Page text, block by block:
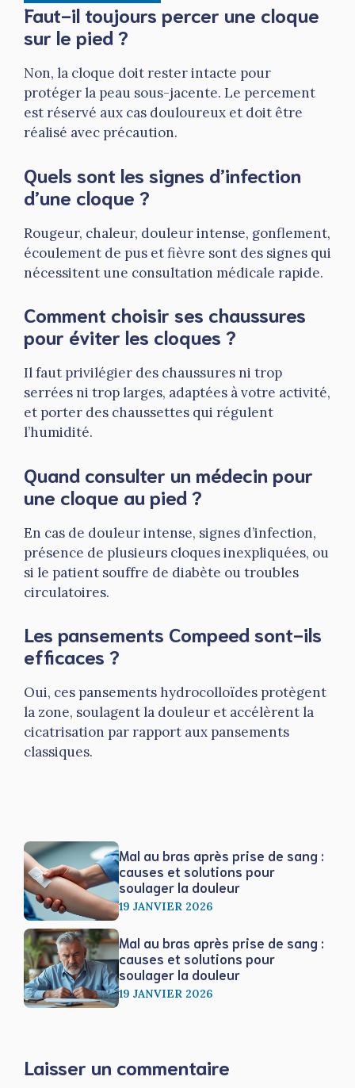
Faut-il toujours percer une cloque
sur le pied ?
Non, la cloque doit rester intacte pour
protéger la peau sous-jacente. Le percement
est réservé aux cas douloureux et doit être
réalisé avec précaution.
Quels sont les signes d’infection
d’une cloque ?
Rougeur, chaleur, douleur intense, gonflement,
écoulement de pus et fièvre sont des signes qui
nécessitent une consultation médicale rapide.
Comment choisir ses chaussures
pour éviter les cloques ?
Il faut privilégier des chaussures ni trop
serrées ni trop larges, adaptées à votre activité,
et porter des chaussettes qui régulent
l’humidité.
Quand consulter un médecin pour
une cloque au pied ?
En cas de douleur intense, signes d’infection,
présence de plusieurs cloques inexpliquées, ou
si le patient souffre de diabète ou troubles
circulatoires.
Les pansements Compeed sont-ils
efficaces ?
Oui, ces pansements hydrocolloïdes protègent
la zone, soulagent la douleur et accélèrent la
cicatrisation par rapport aux pansements
classiques.
Mal au bras après prise de sang :
causes et solutions pour
soulager la douleur
19 JANVIER 2026
Mal au bras après prise de sang :
causes et solutions pour
soulager la douleur
19 JANVIER 2026
Laisser un commentaire